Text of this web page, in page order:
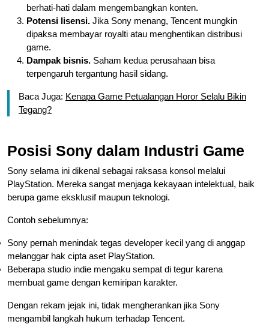
berhati-hati dalam mengembangkan konten.
Potensi lisensi. Jika Sony menang, Tencent mungkin
dipaksa membayar royalti atau menghentikan distribusi
game.
Dampak bisnis. Saham kedua perusahaan bisa
terpengaruh tergantung hasil sidang.
Baca Juga: Kenapa Game Petualangan Horor Selalu Bikin
Tegang?
Posisi Sony dalam Industri Game
Sony selama ini dikenal sebagai raksasa konsol melalui
PlayStation. Mereka sangat menjaga kekayaan intelektual, baik
berupa game eksklusif maupun teknologi.
Contoh sebelumnya:
Sony pernah menindak tegas developer kecil yang di anggap
melanggar hak cipta aset PlayStation.
Beberapa studio indie mengaku sempat di tegur karena
membuat game dengan kemiripan karakter.
Dengan rekam jejak ini, tidak mengherankan jika Sony
mengambil langkah hukum terhadap Tencent.